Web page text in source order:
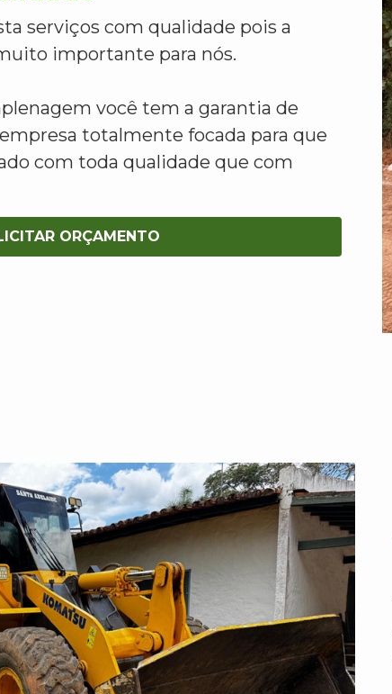
serviços com qualidade pois a
importante para nós.
você tem a garantia de
totalmente focada para que
com toda qualidade que com
ORÇAMENTO